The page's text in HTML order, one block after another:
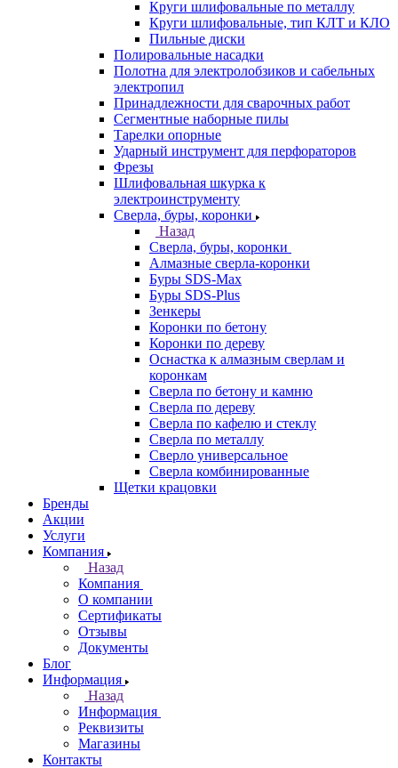
Круги шлифовальные по металлу
Круги шлифовальные, тип КЛТ и КЛО
Пильные диски
Полировальные насадки
Полотна для электролобзиков и сабельных
электропил
Принадлежности для сварочных работ
Сегментные наборные пилы
Тарелки опорные
Ударный инструмент для перфораторов
Фрезы
Шлифовальная шкурка к
электроинструменту
Сверла, буры, коронки
Назад
Сверла, буры, коронки
Алмазные сверла-коронки
Буры SDS-Max
Буры SDS-Plus
Зенкеры
Коронки по бетону
Коронки по дереву
Оснастка к алмазным сверлам и
коронкам
Сверла по бетону и камню
Сверла по дереву
Сверла по кафелю и стеклу
Сверла по металлу
Сверло универсальное
Сверла комбинированные
Щетки крацовки
Бренды
Акции
Услуги
Компания
Назад
Компания
О компании
Сертификаты
Отзывы
Документы
Блог
Информация
Назад
Информация
Реквизиты
Магазины
Контакты